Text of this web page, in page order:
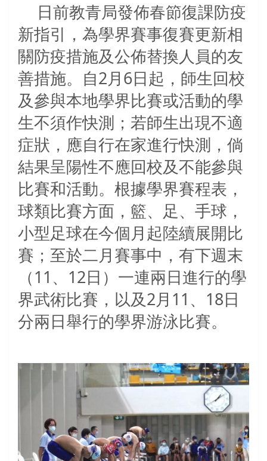
日前教青局發佈春節復課防疫
新指引，為學界賽事復賽更新相
關防疫措施及公佈替換人員的友
善措施。自2月6日起，師生回校
及參與本地學界比賽或活動的學
生不須作快測；若師生出現不適
症狀，應自行在家進行快測，倘
結果呈陽性不應回校及不能參與
比賽和活動。根據學界賽程表，
球類比賽方面，籃、足、手球，
小型足球在今個月起陸續展開比
賽；至於二月賽事中，有下週末
（11 、 12日）一連兩日進行的學
界武術比賽，以及2月 11 、 18日
分兩日舉行的學界游泳比賽。